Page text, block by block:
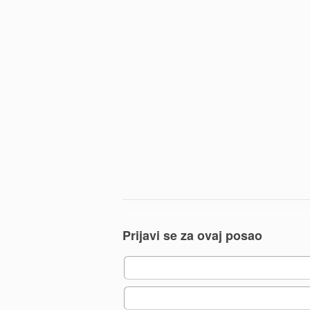
Prijavi se za ovaj posao